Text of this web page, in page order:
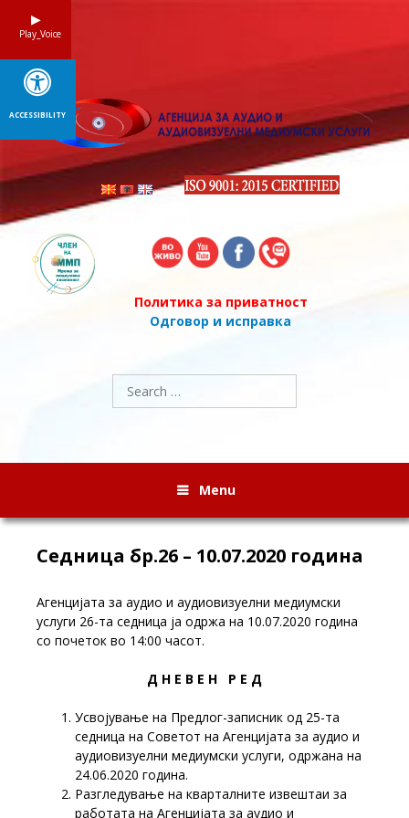
Политика за приватност
Одговор и исправка
Search
for:
Menu
Седница бр.26 – 10.07.2020 година
Агенцијата за аудио и аудиовизуелни медиумски
услуги 26-та седница ја одржа на 10.07.2020 година
со почеток во 14:00 часот.
Д Н Е В Е Н Р Е Д
Усвојување на Предлог-записник од 25-та
седница на Советот на Агенцијата за аудио и
аудиовизуелни медиумски услуги, одржана на
24.06.2020 година.
Разгледување на кварталните извештаи за
работата на Агенцијата за аудио и
Play_Voice
ACCESSIBILITY